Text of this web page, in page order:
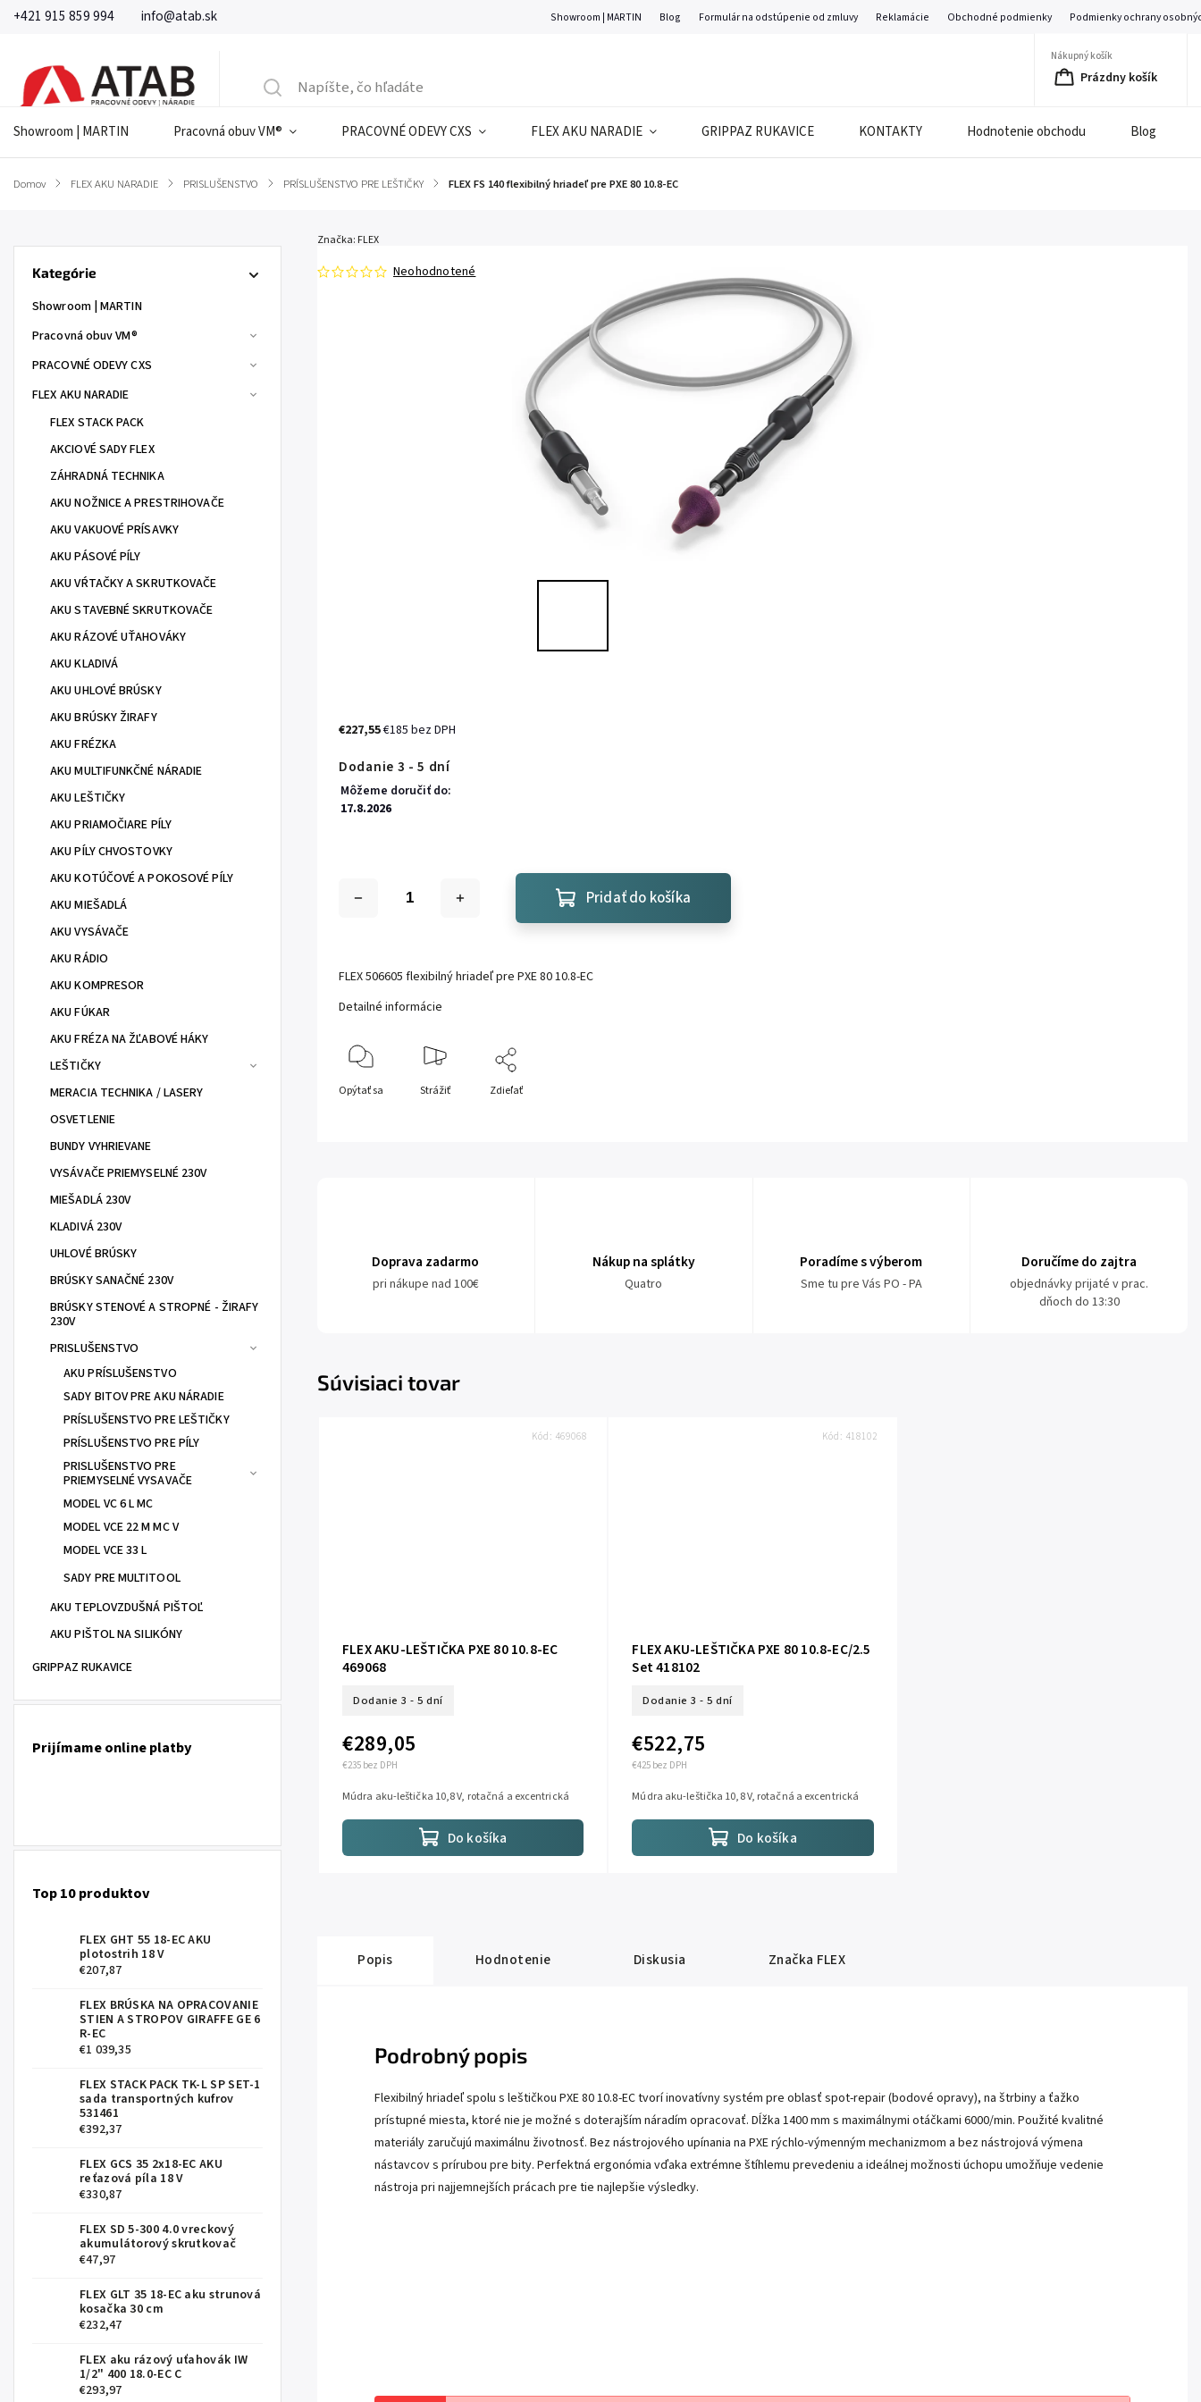
+421 915 859 994 info@atab.sk Showroom | MARTIN Blog Formulár na odstúpenie od zmluvy Reklamácie Obchodné podmienky Podmienky ochrany
Nákupný košík
Prázdny košík
Showroom | MARTIN Pracovná obuv VM® PRACOVNÉ ODEVY CXS FLEX AKU NARADIE GRIPPAZ RUKAVICE KONTAKTY Hodnotenie obchodu Blog
Domov / FLEX AKU NARADIE / PRISLUŠENSTVO / PRÍSLUŠENSTVO PRE LEŠTIČKY / FLEX FS 140 flexibilný hriadeľ pre PXE 80 10.8-EC
Kategórie
Showroom | MARTIN
Pracovná obuv VM®
PRACOVNÉ ODEVY CXS
FLEX AKU NARADIE
FLEX STACK PACK
AKCIOVÉ SADY FLEX
ZÁHRADNÁ TECHNIKA
AKU NOŽNICE A PRESTRIHOVAČE
AKU VAKUOVÉ PRÍSAVKY
AKU PÁSOVÉ PÍLY
AKU VŔTAČKY A SKRUTKOVAČE
AKU STAVEBNÉ SKRUTKOVAČE
AKU RÁZOVÉ UŤAHOVÁKY
AKU KLADIVÁ
AKU UHLOVÉ BRÚSKY
AKU BRÚSKY ŽIRAFY
AKU FRÉZKA
AKU MULTIFUNKČNÉ NÁRADIE
AKU LEŠTIČKY
AKU PRIAMOČIARE PÍLY
AKU PÍLY CHVOSTOVKY
AKU KOTÚČOVÉ A POKOSOVÉ PÍLY
AKU MIEŠADLÁ
AKU VYSÁVAČE
AKU RÁDIO
AKU KOMPRESOR
AKU FÚKAR
AKU FRÉZA NA ŽĽABOVÉ HÁKY
LEŠTIČKY
MERACIA TECHNIKA / LASERY
OSVETLENIE
BUNDY VYHRIEVANE
VYSÁVAČE PRIEMYSELNÉ 230V
MIEŠADLÁ 230V
KLADIVÁ 230V
UHLOVÉ BRÚSKY
BRÚSKY SANAČNÉ 230V
BRÚSKY STENOVÉ A STROPNÉ - ŽIRAFY
230V
PRISLUŠENSTVO
AKU PRÍSLUŠENSTVO
SADY BITOV PRE AKU NÁRADIE
PRÍSLUŠENSTVO PRE LEŠTIČKY
PRÍSLUŠENSTVO PRE PÍLY
PRISLUŠENSTVO PRE
PRIEMYSELNÉ VYSAVAČE
MODEL VC 6 L MC
MODEL VCE 22 M MC V
MODEL VCE 33 L
SADY PRE MULTITOOL
AKU TEPLOVZDUŠNÁ PIŠTOĽ
AKU PIŠTOL NA SILIKÓNY
GRIPPAZ RUKAVICE
Prijímame online platby
Top 10 produktov
FLEX GHT 55 18-EC AKU
plotostrih 18 V
€207,87
FLEX BRÚSKA NA OPRACOVANIE
STIEN A STROPOV GIRAFFE GE 6
R-EC
€1 039,35
FLEX STACK PACK TK-L SP SET-1
sada transportných kufrov
531461
€392,37
FLEX GCS 35 2x18-EC AKU
reťazová píla 18 V
€330,87
FLEX SD 5-300 4.0 vreckový
akumulátorový skrutkovač
€47,97
FLEX GLT 35 18-EC aku strunová
kosačka 30 cm
€232,47
FLEX aku rázový uťahovák IW
1/2" 400 18.0-EC C
€293,97
Neohodnotené
Značka: FLEX
€227,55€185 bez DPH
Dodanie 3 - 5 dní
Môžeme doručiť do:
17.8.2026
Pridať do košíka
FLEX 506605 flexibilný hriadeľ pre PXE 80 10.8-EC
Detailné informácie
Opýtať sa Strážiť Zdieľať
Doprava zadarmo
pri nákupe nad 100€
Nákup na splátky
Quatro
Poradíme s výberom
Sme tu pre Vás PO - PA
Doručíme do zajtra
objednávky prijaté v prac.
dňoch do 13:30
Súvisiaci tovar
FLEX AKU-LEŠTIČKA PXE 80 10.8-EC
469068
Dodanie 3 - 5 dní
€235 bez DPH
€289,05
Do košíka
Múdra aku-leštička 10,8 V, rotačná a excentrická
Kód: 469068
FLEX AKU-LEŠTIČKA PXE 80 10.8-EC/2.5
Set 418102
Dodanie 3 - 5 dní
€425 bez DPH
€522,75
Do košíka
Múdra aku-leštička 10,8 V, rotačná a excentrická
Kód: 418102
Popis Hodnotenie Diskusia Značka FLEX
Podrobný popis
Flexibilný hriadeľ spolu s leštičkou PXE 80 10.8-EC tvorí inovatívny systém pre oblasť spot-repair (bodové opravy), na štrbiny a ťažko
prístupné miesta, ktoré nie je možné s doterajším náradím opracovať. Dĺžka 1400 mm s maximálnymi otáčkami 6000/min. Použité kvalitné
materiály zaručujú maximálnu životnosť. Bez nástrojového upínania na PXE rýchlo-výmenným mechanizmom a bez nástrojová výmena
nástavcov s prírubou pre bity. Perfektná ergonómia vďaka extrémne štíhlemu prevedeniu a ideálnej možnosti úchopu umožňuje vedenie
nástroja pri najjemnejších prácach pre tie najlepšie výsledky.